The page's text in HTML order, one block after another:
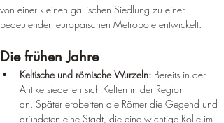
von einer kleinen gallischen Siedlung zu einer
bedeutenden europäischen Metropole entwickelt.
Die frühen Jahre
Keltische und römische Wurzeln: Bereits in der
Antike siedelten sich Kelten in der Region
an. Später eroberten die Römer die Gegend und
gründeten eine Stadt, die eine wichtige Rolle im